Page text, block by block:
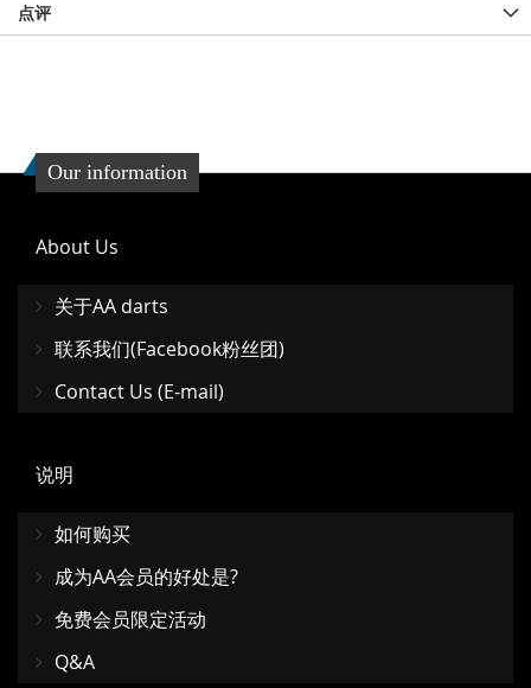
点评
Our information
About Us
关于AA darts
联系我们(Facebook粉丝团)
Contact Us (E-mail)
说明
如何购买
成为AA会员的好处是?
免费会员限定活动
Q&A